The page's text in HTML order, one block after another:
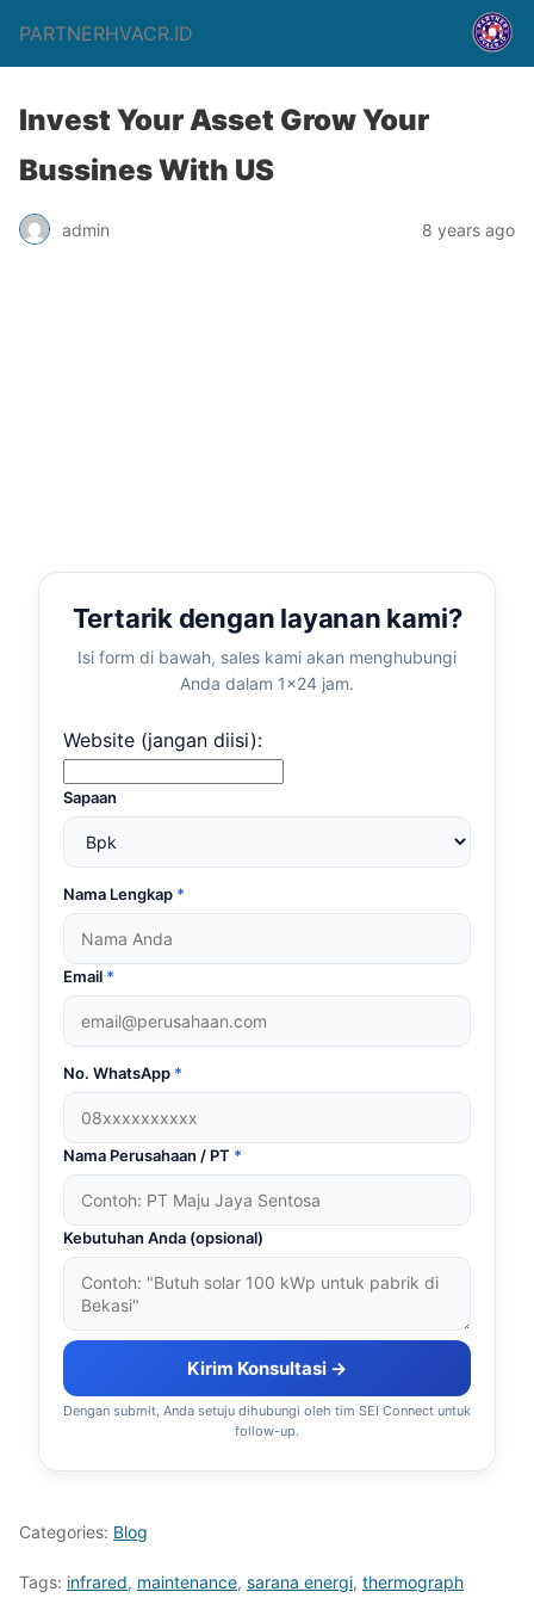
PARTNERHVACR.ID
Invest Your Asset Grow Your
Bussines With US
admin 8 years ago
Tertarik dengan layanan kami?
Isi form di bawah, sales kami akan menghubungi
Anda dalam 1×24 jam.
Website (jangan diisi):
Sapaan
Nama Lengkap *
Email *
No. WhatsApp *
Nama Perusahaan / PT *
Kebutuhan Anda (opsional)
Kirim Konsultasi →
Dengan submit, Anda setuju dihubungi oleh tim SEI Connect untuk
follow-up.
Categories: Blog
Tags: infrared, maintenance, sarana energi, thermograph